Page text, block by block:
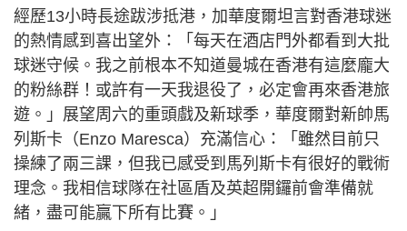
經歷13小時長途跋涉抵港，加華度爾坦言對香港球迷
的熱情感到喜出望外：「每天在酒店門外都看到大批
球迷守候。我之前根本不知道曼城在香港有這麼龐大
的粉絲群！或許有一天我退役了，必定會再來香港旅
遊。」展望周六的重頭戲及新球季，華度爾對新帥馬
列斯卡（Enzo Maresca）充滿信心：「雖然目前只
操練了兩三課，但我已感受到馬列斯卡有很好的戰術
理念。我相信球隊在社區盾及英超開鑼前會準備就
緒，盡可能贏下所有比賽。」